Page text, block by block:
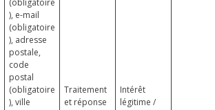
(obligatoire
), e-mail
(obligatoire
), adresse
postale,
code
postal
(obligatoire
), ville
Traitement
et réponse
Intérêt
légitime /